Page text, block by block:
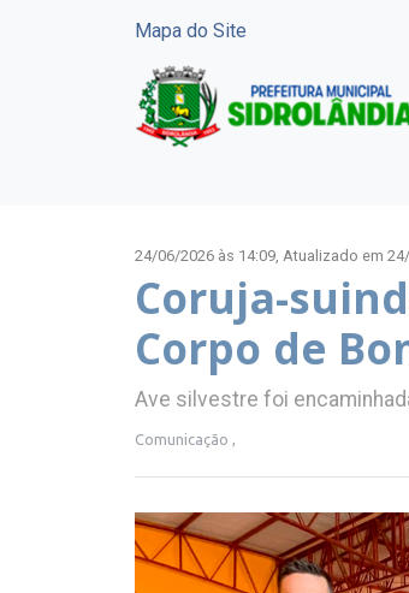
Mapa do Site
24/06/2026 às 14:09, Atualizado em
Coruja-
Corpo de
Ave silvestre foi
Comunicação ,